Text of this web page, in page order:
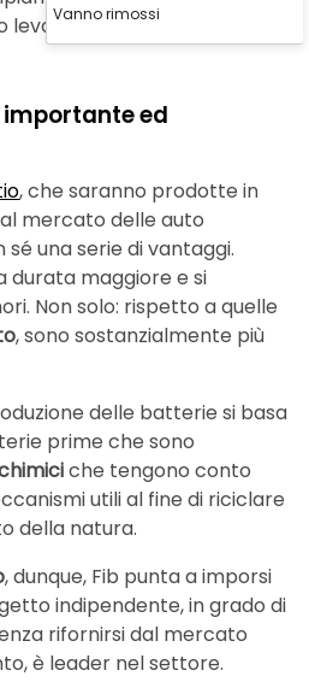
sui finanziamenti
importante ed
, che saranno prodotte in
mercato delle auto
una serie di vantaggi.
durata maggiore e si
Non solo: rispetto a quelle
, sono sostanzialmente più
delle batterie si basa
prime che sono
che tengono conto
utili al fine di riciclare
della natura.
, dunque, Fib punta a imporsi
indipendente, in grado di
rifornirsi dal mercato
è leader nel settore.
Vanno rimossi